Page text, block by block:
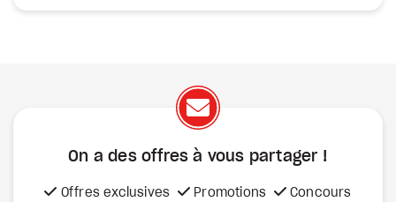
On a des offres à vous partager !
Offres exclusives Promotions
Concours